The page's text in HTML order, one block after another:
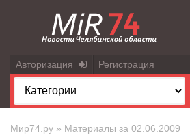
Авторизация Регистрация
Мир74.ру » Материалы за 02.06.2009